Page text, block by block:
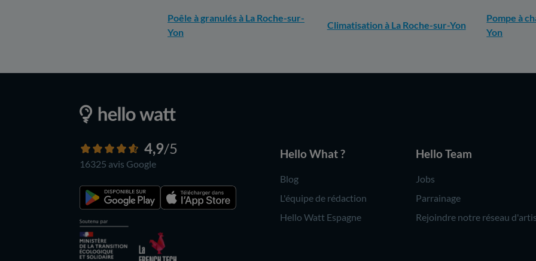
Poêle à granulés à La Roche-sur-
Yon
Climatisation à La Roche-sur-Yon
Pompe à
Yon
4,9/5
16325 avis Google
Hello What ?
Blog
L'équipe de rédaction
Hello Watt Espagne
Hello Team
Jobs
Parrainage
Rejoindre notre réseau